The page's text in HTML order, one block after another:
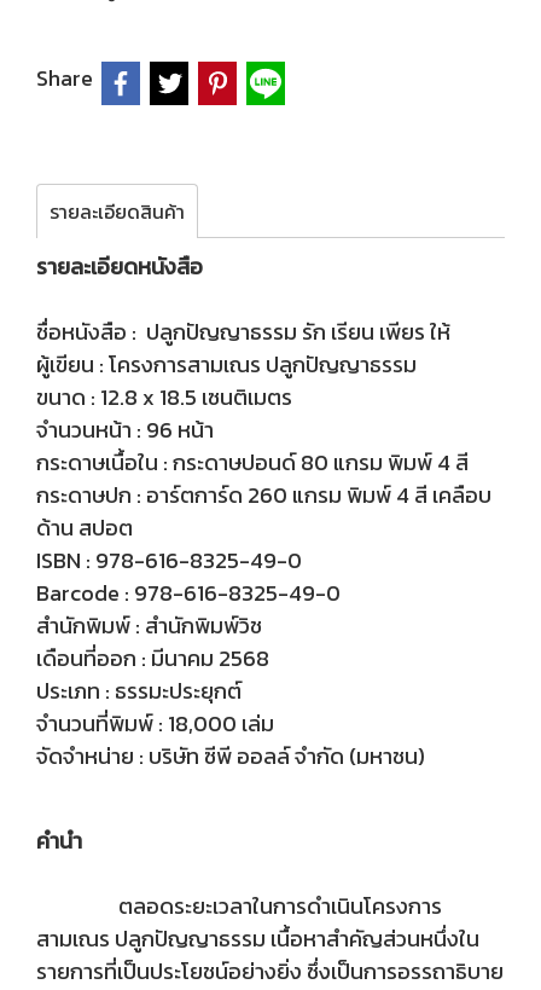
Share
รายละเอียดสินค้า
รายละเอียดหนังสือ
ชื่อหนังสือ : ปลูกปัญญาธรรม รัก เรียน เพียร ให้
ผู้เขียน : โครงการสามเณร ปลูกปัญญาธรรม
ขนาด : 12.8 x 18.5 เซนติเมตร
จำนวนหน้า : 96 หน้า
กระดาษเนื้อใน : กระดาษปอนด์ 80 แกรม พิมพ์ 4 สี
กระดาษปก : อาร์ตการ์ด 260 แกรม พิมพ์ 4 สี เคลือบ
ด้าน สปอต
ISBN : 978-616-8325-49-0
Barcode : 978-616-8325-49-0
สำนักพิมพ์ : สำนักพิมพ์วิช
เดือนที่ออก : มีนาคม 2568
ประเภท : ธรรมะประยุกต์
จำนวนที่พิมพ์ : 18,000 เล่ม
จัดจำหน่าย : บริษัท ซีพี ออลล์ จำกัด (มหาชน)
คำนำ
ตลอดระยะเวลาในการดำเนินโครงการ
สามเณร ปลูกปัญญาธรรม เนื้อหาสำคัญส่วนหนึ่งใน
รายการที่เป็นประโยชน์อย่างยิ่ง ซึ่งเป็นการอรรถาธิบาย